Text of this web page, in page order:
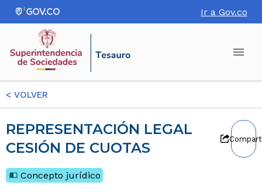
Ir a Gov.co
< VOLVER
REPRESENTACIÓN LEGAL
CESIÓN DE CUOTAS
Concepto jurídico